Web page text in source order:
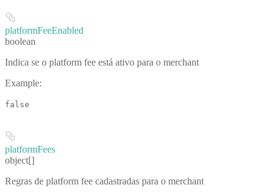
platformFeeEnabled
boolean
Indica se o platform fee está ativo para o merchant
Example:
false
platformFees
object[]
Regras de platform fee cadastradas para o merchant